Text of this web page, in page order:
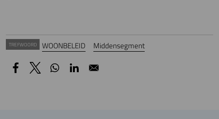
TREFWOORD WOONBELEID Middensegment